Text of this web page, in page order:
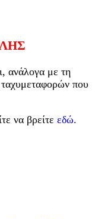
ανάλογα με τη
ταχυμεταφορών που
να βρείτε εδώ.